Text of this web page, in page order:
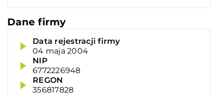
Dane firmy
Data rejestracji firmy
04 maja 2004
NIP
6772226948
REGON
356817828